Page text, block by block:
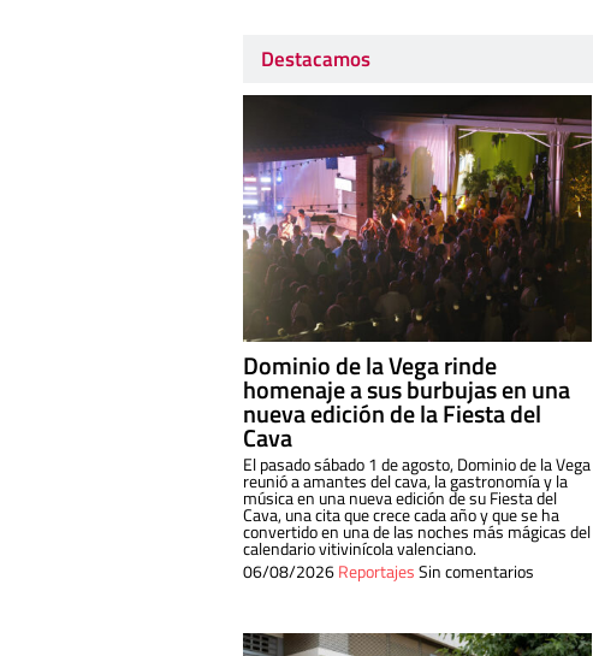
Destacamos
Dominio de la Vega rinde
homenaje a sus burbujas en una
nueva edición de la Fiesta del
Cava
El pasado sábado 1 de agosto, Dominio de la Vega
reunió a amantes del cava, la gastronomía y la
música en una nueva edición de su Fiesta del
Cava, una cita que crece cada año y que se ha
convertido en una de las noches más mágicas del
calendario vitivinícola valenciano.
06/08/2026ReportajesSin comentarios